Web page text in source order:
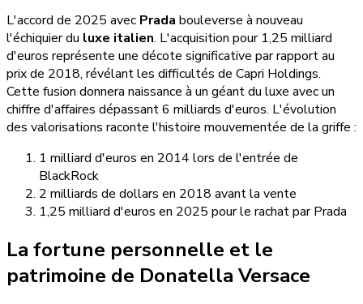
L'accord de 2025 avec Prada bouleverse à nouveau
l'échiquier du luxe italien. L'acquisition pour 1,25 milliard
d'euros représente une décote significative par rapport au
prix de 2018, révélant les difficultés de Capri Holdings.
Cette fusion donnera naissance à un géant du luxe avec un
chiffre d'affaires dépassant 6 milliards d'euros. L'évolution
des valorisations raconte l'histoire mouvementée de la griffe :
1 milliard d'euros en 2014 lors de l'entrée de
BlackRock
2 milliards de dollars en 2018 avant la vente
1,25 milliard d'euros en 2025 pour le rachat par Prada
La fortune personnelle et le
patrimoine de Donatella Versace